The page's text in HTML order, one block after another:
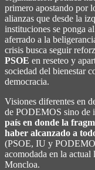
primero apostando por
alianzas que desde la
instituciones se ponga
aferrado a la
crisis busca seguir
PSOE en reseteo y
sociedad del bienestar
democracia.
Visiones diferentes en
de PODEMOS sino de
país en donde la
haber alcanzado a
(PSOE, IU y
acomodada en la
Moncloa.